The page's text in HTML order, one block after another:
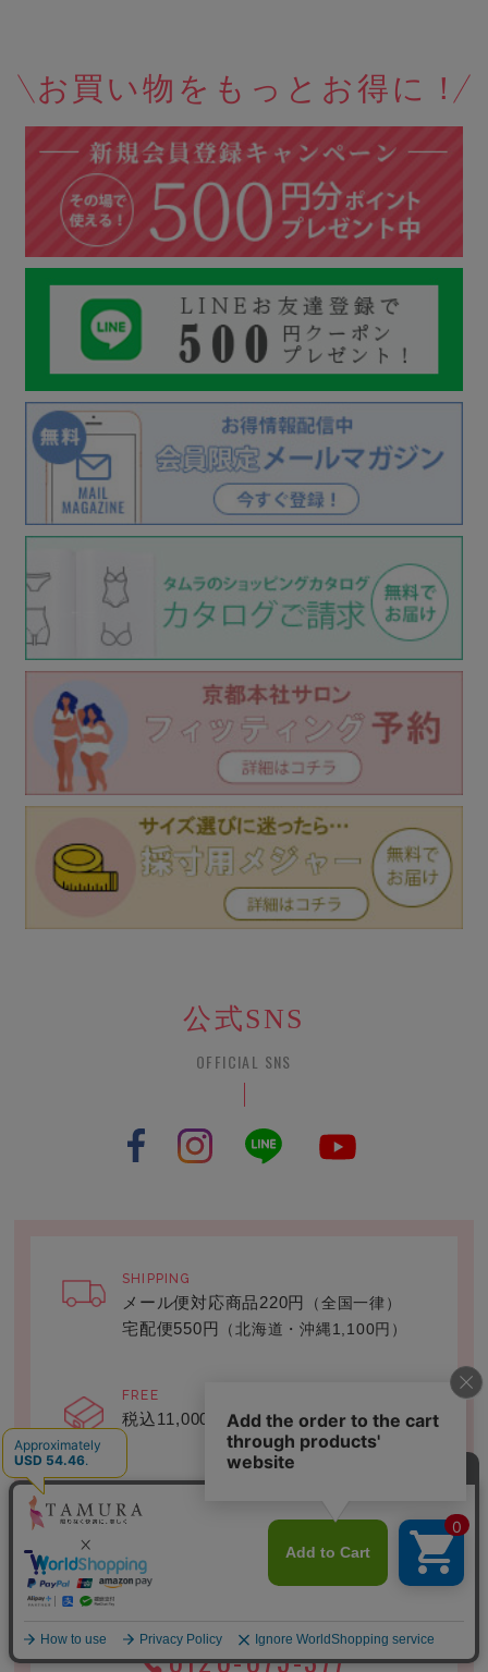
お買い物をもっとお得に！
公式SNS
OFFICIAL SNS
SHIPPING
メール便対応商品220円 （全国一律）
宅配便550円 （北海道・沖縄1,100円）
FREE
税込11,000円以上で送料無料
RETURN
返品交換OK
お電話からのご注文も承っております
0120-075-377